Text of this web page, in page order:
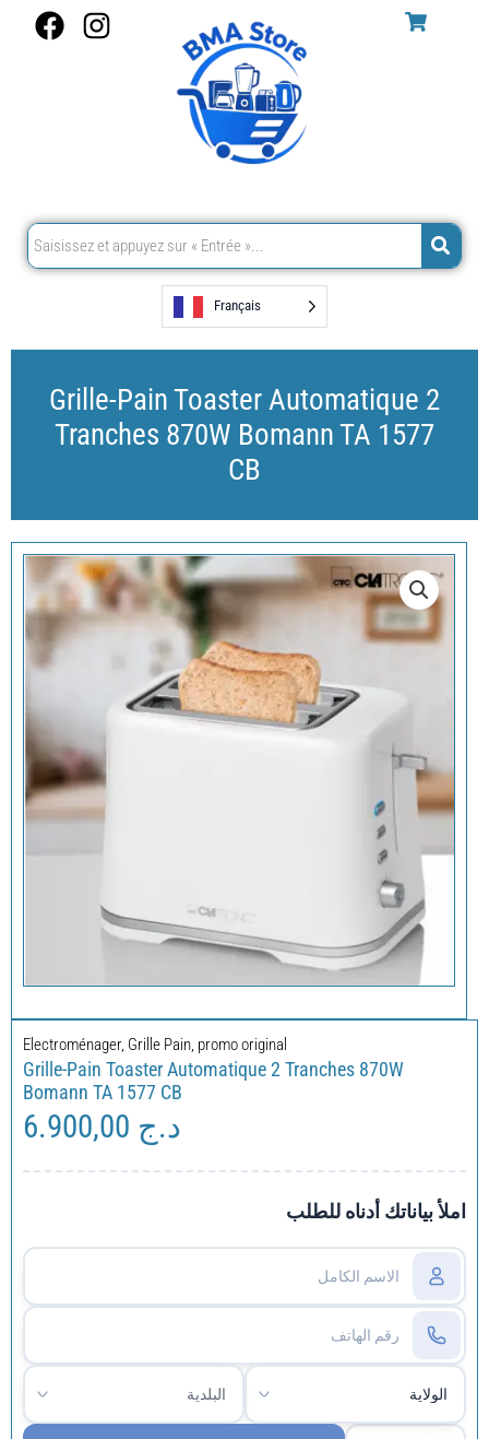
F
k
I
a
m
Français
Grille-Pain Toaster Automatique 2
Tranches 870W Bomann TA 1577
CB
Electroménager, Grille Pain, promo original
Grille-Pain Toaster Automatique 2 Tranches 870W
Bomann TA 1577 CB
د.ج
املأ بياناتك أدناه للطلب